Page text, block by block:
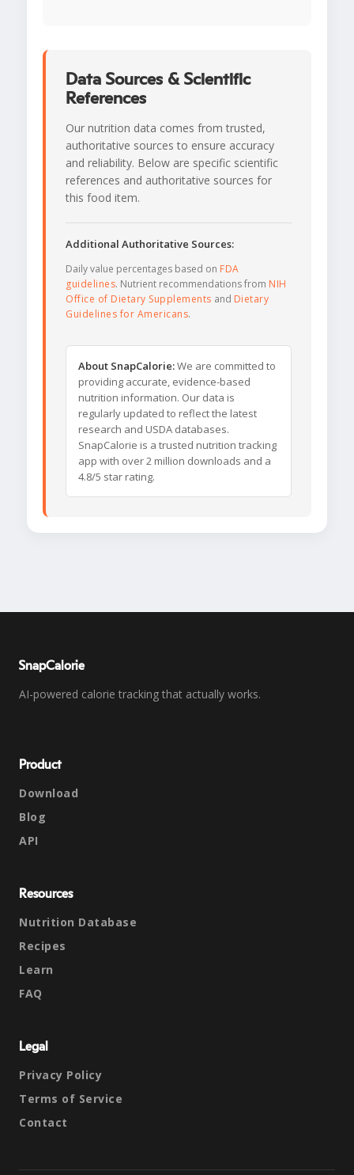
Data Sources & Scientific
References
Our nutrition data comes from trusted,
authoritative sources to ensure accuracy
and reliability. Below are specific scientific
references and authoritative sources for
this food item.
Additional Authoritative Sources:
Daily value percentages based on FDA
guidelines. Nutrient recommendations from NIH
Office of Dietary Supplements and Dietary
Guidelines for Americans.
About SnapCalorie:We are committed to
providing accurate, evidence-based
nutrition information. Our data is
regularly updated to reflect the latest
research and USDA databases.
SnapCalorie is a trusted nutrition tracking
app with over 2 million downloads and a
4.8/5 star rating.
SnapCalorie
AI-powered calorie tracking that actually works.
Product
Download
Blog
API
Resources
Nutrition Database
Recipes
Learn
FAQ
Legal
Privacy Policy
Terms of Service
Contact